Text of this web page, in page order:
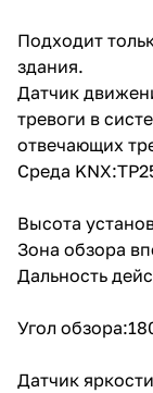
Подходит
здания.
Датчик
тревоги в
отвечающих
Среда
Высота
Зона обзора
Дальность
Угол
Датчик яркости